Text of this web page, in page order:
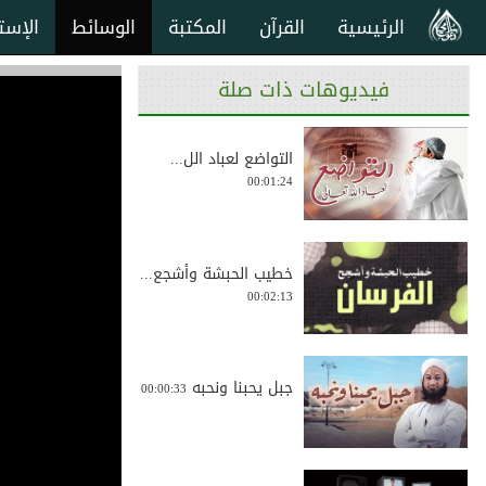
الوسائط المكتبة القرآن الرئيسية
فيديوهات ذات صلة
التواضع لعباد الل...
00:01:24
خطيب الحبشة وأشجع...
00:02:13
جبل يحبنا ونحبه 00:00:33